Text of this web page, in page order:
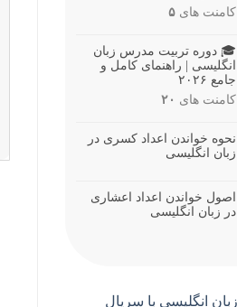
کامنت های ۵
🎓 دوره تربیت مدرس زبان
انگلیسی | راهنمای کامل و
جامع ۲۰۲۶
کامنت های ۲۰
نحوه خواندن اعداد کسری در
زبان انگلیسی
اصول خواندن اعداد اعشاری
در زبان انگلیسی